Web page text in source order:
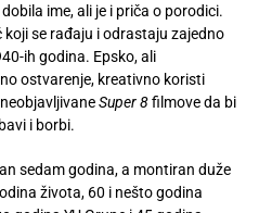
ime, ali je i priča o porodici.
se rađaju i odrastaju zajedno
ih godina. Epsko, ali
ostvarenje, kreativno koristi
Super 8filmove da bi
i borbi.
sedam godina, a montiran duže
života, 60 i nešto godina